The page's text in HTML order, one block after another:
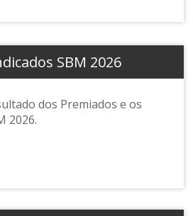
SBM 2026
dos Premiados e os
2026.